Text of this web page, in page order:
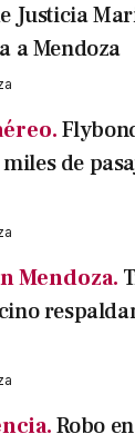
Justicia
a Mendoza
de
Mendoza.
Robo